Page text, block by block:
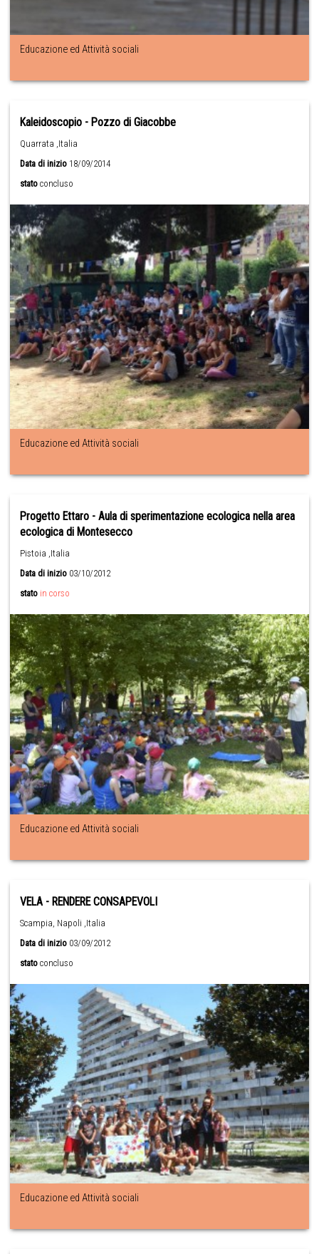
Educazione ed Attività sociali
Kaleidoscopio - Pozzo di Giacobbe
Quarrata ,Italia
Data di inizio 18/09/2014
stato concluso
Educazione ed Attività sociali
Progetto Ettaro - Aula di sperimentazione ecologica nella area
ecologica di Montesecco
Pistoia ,Italia
Data di inizio 03/10/2012
stato in corso
Educazione ed Attività sociali
VELA - RENDERE CONSAPEVOLI
Scampia, Napoli ,Italia
Data di inizio 03/09/2012
stato concluso
Educazione ed Attività sociali